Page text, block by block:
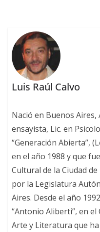
Luis Raúl Calvo
Nació en Buenos
ensayista, Lic. en
“Generación Abierta”,
en el año 1988 y que
Cultural de la Ciudad
por la Legislatura
Aires. Desde el año
“Antonio Aliberti”, en
Arte y Literatura que